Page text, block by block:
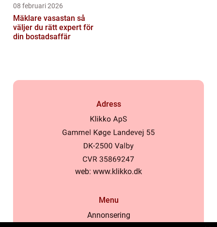
08 februari 2026
Mäklare vasastan så
väljer du rätt expert för
din bostadsaffär
Adress
web: www.klikko.dk
Menu
Annonsering